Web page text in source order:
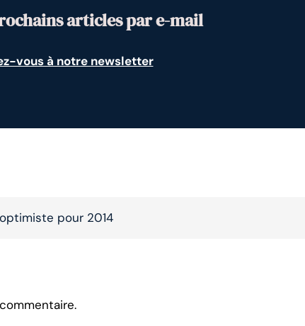
articles par e-mail
vous à notre newsletter
pour 2014